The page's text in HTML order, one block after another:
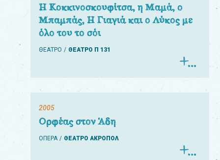
Η Κοκκινοσκουφίτσα, η Μαμά, ο
Μπαμπάς, Η Γιαγιά και ο Λύκος με
όλο του το σόι
ΘΕΑΤΡΟ ΘΕΑΤΡΟ Π 131
2005
Ορφέας στον Άδη
ΟΠΕΡΑ ΘΕΑΤΡΟ ΑΚΡΟΠΟΛ